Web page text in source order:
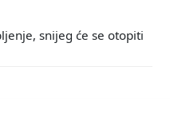
snijeg će se otopiti